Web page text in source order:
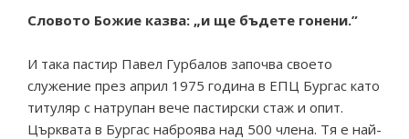
Словото Божие казва: „и ще бъдете гонени.”
И така пастир Павел Гурбалов започва своето
служение през април 1975 година в ЕПЦ Бургас като
титуляр с натрупан вече пастирски стаж и опит.
Църквата в Бургас наброява над 500 члена. Тя е най-